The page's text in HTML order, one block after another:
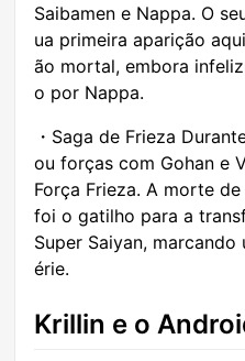
Saibamen e Nappa. O
ua primeira aparição
ão mortal, embora
o por Nappa.
・Saga de Frieza
ou forças com Gohan e
Força Frieza. A morte
foi o gatilho para a
Super Saiyan,
érie.
Krillin e o